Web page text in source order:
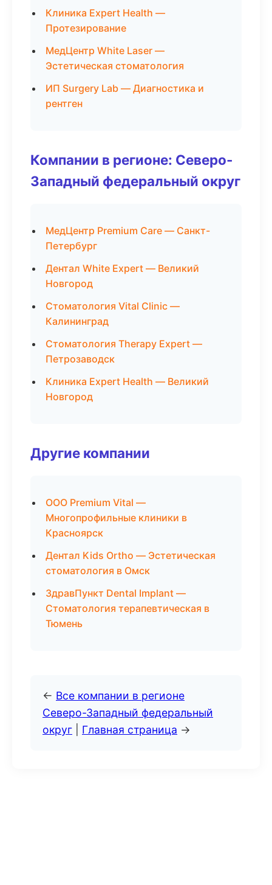
Клиника Expert Health —
Протезирование
МедЦентр White Laser —
Эстетическая стоматология
ИП Surgery Lab — Диагностика и
рентген
Компании в регионе: Северо-
Западный федеральный округ
МедЦентр Premium Care — Санкт-
Петербург
Дентал White Expert — Великий
Новгород
Стоматология Vital Clinic —
Калининград
Стоматология Therapy Expert —
Петрозаводск
Клиника Expert Health — Великий
Новгород
Другие компании
ООО Premium Vital —
Многопрофильные клиники в
Красноярск
Дентал Kids Ortho — Эстетическая
стоматология в Омск
ЗдравПункт Dental Implant —
Стоматология терапевтическая в
Тюмень
← Все компании в регионе
Северо-Западный федеральный
округ
Главная страница →